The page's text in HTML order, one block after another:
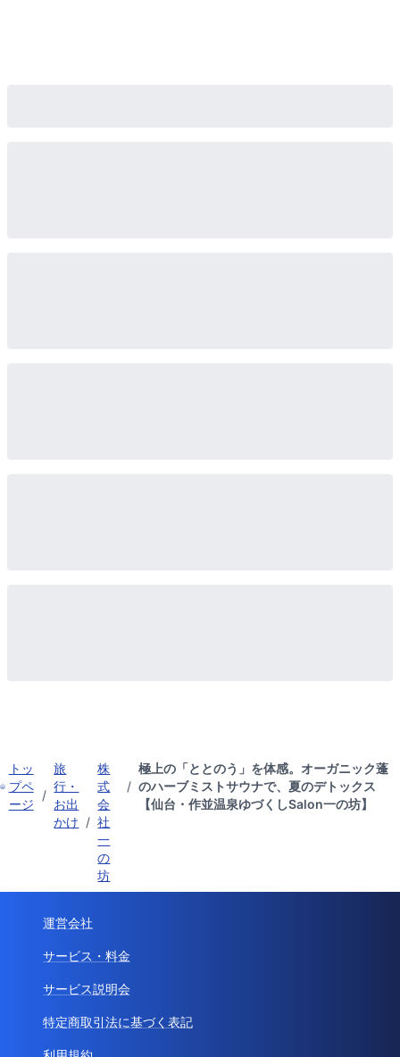
トッ
プペ
ージ
/
旅
行・
お出
かけ /
株
式
会
社
一
の
坊
/
極上の「ととのう」を体感。オーガニック蓬
のハーブミストサウナで、夏のデトックス
【仙台・作並温泉ゆづくしSalon⼀の坊】
運営会社
サービス・料金
サービス説明会
特定商取引法に基づく表記